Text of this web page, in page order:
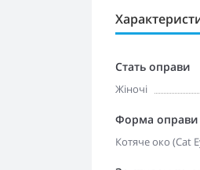
Стать оправи
Жіночі
Форма оправи
Котяче око (Cat